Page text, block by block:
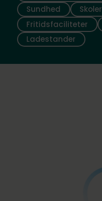
Sundhed
Skoler
Fritidsfaciliteter
Ladestander